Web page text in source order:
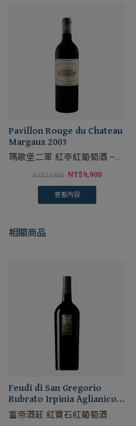
Pavillon Rouge du Chateau
Margaux 2003
瑪歌堡二軍 紅亭紅葡萄酒 –
NT$11,800 NT$9,900
查看內容
相關商品
Feudi di San Gregorio
Rubrato Irpinia Aglianico
DOC
富帝酒莊 紅寶石紅葡萄酒